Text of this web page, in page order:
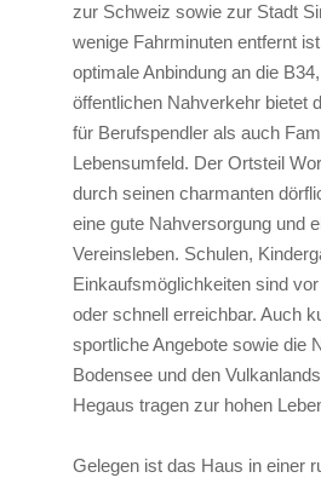
zur Schweiz sowie zur Stadt
wenige Fahrminuten entfernt
optimale Anbindung an die
öffentlichen Nahverkehr bietet
für Berufspendler als auch
Lebensumfeld. Der Ortsteil
durch seinen charmanten
eine gute Nahversorgung und
Vereinsleben. Schulen,
Einkaufsmöglichkeiten sind
oder schnell erreichbar. Auch
sportliche Angebote sowie die
Bodensee und den
Hegaus tragen zur hohen
Gelegen ist das Haus in einer